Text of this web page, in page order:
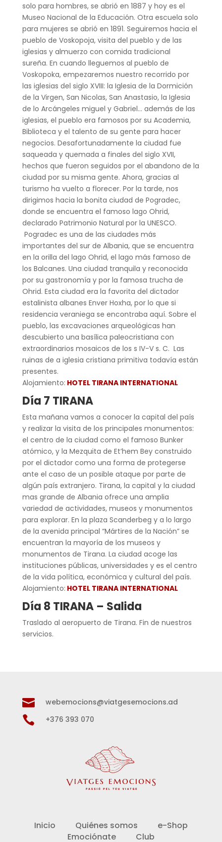
solo para hombres, se abrió en 1887 y hoy es el
Museo Nacional de la Educación. Otra escuela solo
para mujeres se abrió en 1891. Seguiremos hacia el
pueblo de Voskopoja, visita del pueblo y de las
iglesias y almuerzo con comida tradicional
sureña. En cuando lleguemos al pueblo de
Voskopoka, empezaremos nuestro recorrido por
las iglesias del siglo XVIII: la Iglesia de la Dormición
de la Virgen, San Nicolas, San Anastasio, la Iglesia
de lo Arcángeles miguel y Gabriel… además de las
iglesias, el pueblo era famosos por su Academia,
Biblioteca y el talento de su gente para hacer
negocios. Desafortunadamente la ciudad fue
saqueada y quemada a finales del siglo XVII,
hechos que fueron seguidos por el abandono de la
ciudad por su misma gente. Ahora, gracias al
turismo ha vuelto a florecer. Por la tarde, nos
dirigimos hacia la bonita ciudad de Pogradec,
donde se encuentra el famoso lago Ohrid,
declarado Patrimonio Natural por la UNESCO.
Pogradec es una de las ciudades más
importantes del sur de Albania, que se encuentra
en la orilla del lago Ohrid, el lago más famoso de
los Balcanes. Una ciudad tranquila y reconocida
por su gastronomía y por la famosa trucha de
Ohrid. Esta ciudad era la favorita del dictador
estalinista albanes Enver Hoxha, por lo que si
residencia veraniega se encontraba aquí. Sobre el
pueblo, las excavaciones arqueológicas han
descubierto una basílica paleocristiana con
extraordinarios mosaicos de los s IV-V s. C. Las
ruinas de a iglesia cristiana primitiva todavía están
presentes.
Alojamiento: HOTEL TIRANA INTERNATIONAL
Día 7 TIRANA
Esta mañana vamos a conocer la capital del país
y realizar la visita de los principales monumentos:
el centro de la ciudad como el famoso Bunker
atómico, y la Mezquita de Et’hem Bey construido
por el dictador como una forma de protegerse
ante el caso de un posible ataque por parte de
algún país extranjero. Tirana, la capital y la ciudad
mas grande de Albania ofrece una amplia
variedad de actividades, museos y monumentos
para explorar. En la plaza Scanderbeg y a lo largo
de la avenida principal “Mártires de la Nación” se
encuentran la mayoría de los museos y
monumentos de Tirana. La ciudad acoge las
instituciones públicas, universidades y es el centro
de la vida política, económica y cultural del país.
Alojamiento: HOTEL TIRANA INTERNATIONAL
Día 8 TIRANA – Salida
Traslado al aeropuerto de Tirana. Fin de nuestros
servicios.
 webemocions@viatgesemocions.ad
 +376 393 070
Inicio Quiénes somos
e-Shop
Emociónate
Club